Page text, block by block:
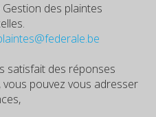
des plaintes
satisfait des réponses
pouvez vous adresser